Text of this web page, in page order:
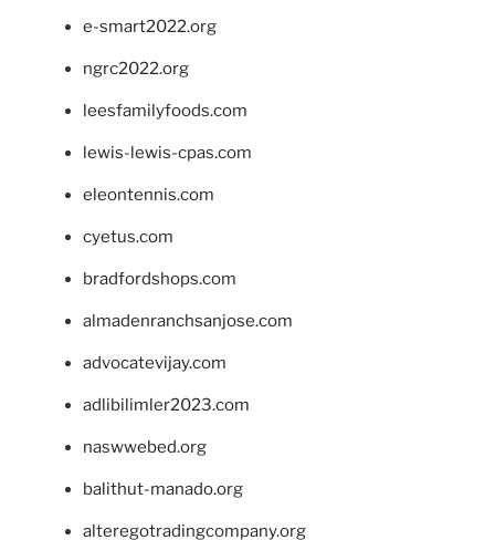
e-smart2022.org
ngrc2022.org
leesfamilyfoods.com
lewis-lewis-cpas.com
eleontennis.com
cyetus.com
bradfordshops.com
almadenranchsanjose.com
advocatevijay.com
adlibilimler2023.com
naswwebed.org
balithut-manado.org
alteregotradingcompany.org